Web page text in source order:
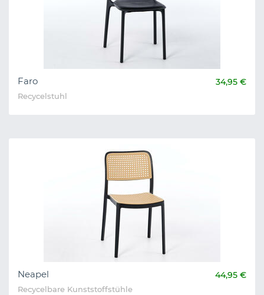
Faro 34,95 €
Recycelstuhl
Neapel 44,95 €
Recycelbare Kunststoffstühle